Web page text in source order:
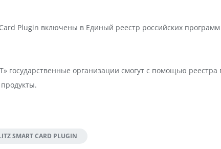
Plugin включены в Единый реестр российских
государственные организации смогут с помощью
SMART CARD PLUGIN